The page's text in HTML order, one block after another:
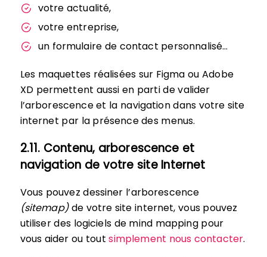
votre actualité,
votre entreprise,
un formulaire de contact personnalisé…
Les maquettes réalisées sur Figma ou Adobe
XD permettent aussi en parti de valider
l’arborescence et la navigation dans votre site
internet par la présence des menus.
2.11. Contenu, arborescence et
navigation de votre site Internet
Vous pouvez dessiner l’arborescence
(sitemap)de votre site internet, vous pouvez
utiliser des logiciels de mind mapping pour
vous aider ou toutsimplement nous contacter.